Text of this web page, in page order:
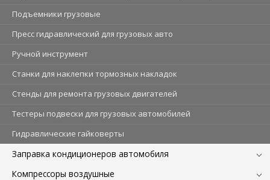
Подъемники грузовые
Пресс гидравлический для грузовых авто
Ручной инструмент
Станки для наклепки тормозных накладок
Стенды для ремонта грузовых двигателей
Тестеры подвески для грузовых автомобилей
Гидравлические гайковерты
Заправка кондиционеров автомобиля
Компрессоры воздушные